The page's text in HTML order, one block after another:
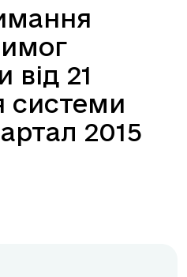
від 21
системи
2015